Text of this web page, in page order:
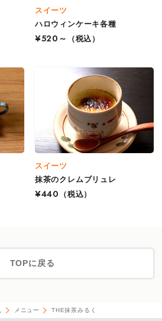
スイーツ
ハロウィンケーキ各種
¥520～
（税込）
スイーツ
抹茶のクレムブリュレ
¥440
（税込）
TOPに戻る
メニュー THE抹茶みるく